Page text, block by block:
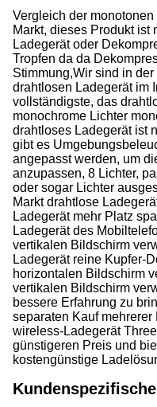
Vergleich der
Markt, dieses Produkt ist
Ladegerät oder
Tropfen da da
Stimmung,Wir sind in
drahtlosen Ladegerät im
vollständigste, das
monochrome Lichter
drahtloses Ladegerät ist
gibt es
angepasst werden, um
anzupassen, 8 Lichter,
oder sogar Lichter
Markt drahtlose
Ladegerät mehr Platz
Ladegerät des
vertikalen Bildschirm
Ladegerät reine Kupfer-
horizontalen Bildschirm
vertikalen Bildschirm
bessere Erfahrung zu
separaten Kauf
wireless-Ladegerät
günstigeren Preis und
kostengünstige